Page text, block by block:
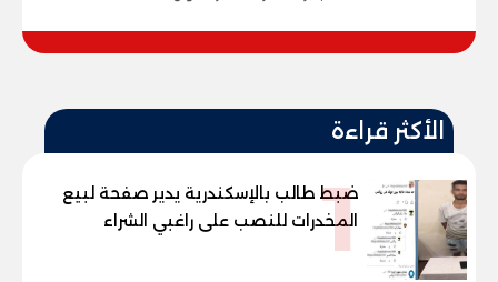
الأكثر قراءة
1
ضبط طالب بالإسكندرية يدير صفحة لبيع
المخدرات للنصب على راغبي الشراء